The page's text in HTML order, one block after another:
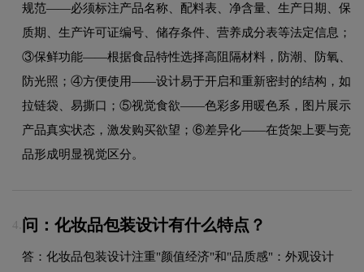
规范——必须标注产品名称、配料表、净含量、生产日期、保
质期、生产许可证编号、储存条件、营养成分表等法定信息；
③保鲜功能——根据食品特性选择高阻隔材料，防潮、防氧、
防光照；④方便使用——设计易于开启和重新密封的结构，如
拉链袋、易撕口；⑤视觉食欲——色彩多用暖色系，图片展示
产品真实状态，激发购买欲望；⑥差异化——在货架上要与竞
品形成明显视觉区分。
4. 问：化妆品包装设计有什么特点？
答：化妆品包装设计注重"颜值经济"和"品质感"：外观设计